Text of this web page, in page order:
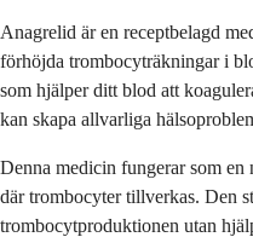
Anagrelid är en receptbelagd
förhöjda trombocyträkningar i
som hjälper ditt blod att
kan skapa allvarliga
Denna medicin fungerar som
där trombocyter tillverkas. Den
trombocytproduktionen utan